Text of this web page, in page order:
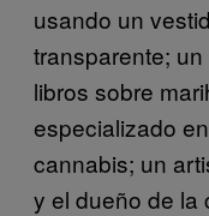
usando un
transparente;
libros sobre
especializado
cannabis; un
y el dueño de la